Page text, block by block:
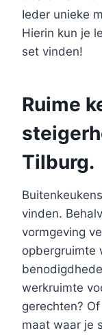
Ieder unieke
Hierin kun je
set vinden!
Ruime
Tilburg.
vinden.
vormgeving
opbergruimte
werkruimte
gerechten?
maat waar je